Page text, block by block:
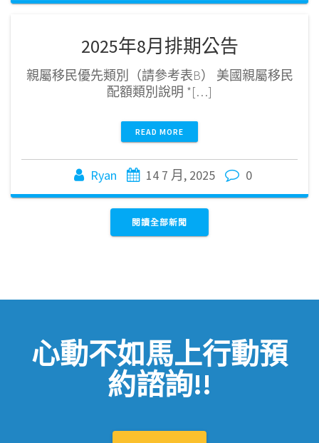
2025年8月排期公告
親屬移民優先類別（請參考表B） 美國親屬移民
配額類別說明 *[…]
READ MORE
Ryan 14 7 月, 2025 0
閱讀全部新聞
心動不如馬上行動預
約諮詢!!